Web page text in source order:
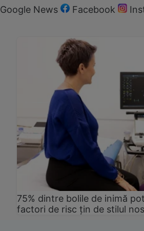
Google News Facebook
75% dintre bolile de inimă
factori de risc țin de stilul